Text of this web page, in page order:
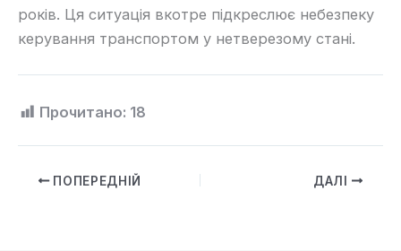
років. Ця ситуація вкотре підкреслює небезпеку
керування транспортом у нетверезому стані.
Прочитано: 18
ПОПЕРЕДНІЙ ДАЛІ